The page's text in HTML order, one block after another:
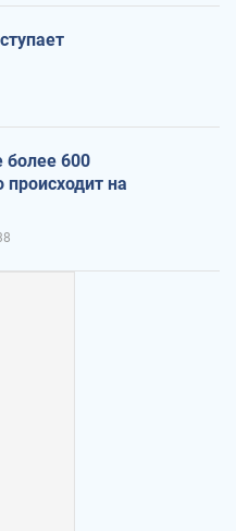
более 600
происходит на